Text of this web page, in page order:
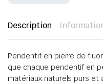
Description
Pendentif en pierre de
que chaque pendentif en
matériaux naturels purs et